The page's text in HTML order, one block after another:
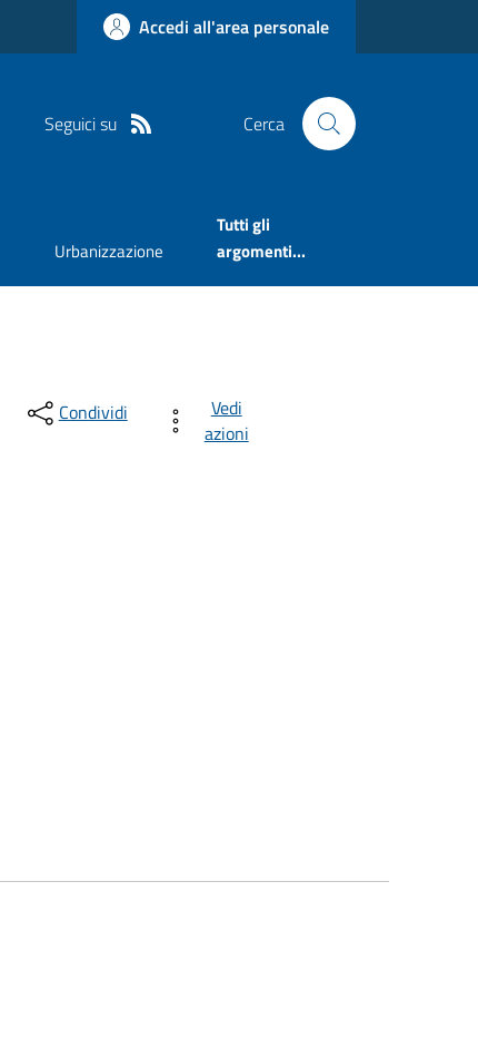
Accedi all'area personale
Seguici su Cerca
Urbanizzazione
Tutti gli
argomenti...
Condividi
Vedi
azioni